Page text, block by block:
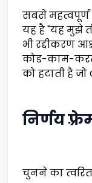
सबसे महत्वपूर्ण
यह है "यह मुझे
भी रद्दीकरण
कोड-काम-
को हटाती है जो
निर्णय
चुनने का